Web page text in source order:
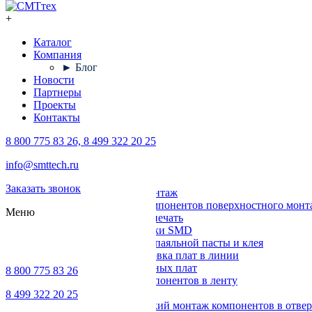
+
Каталог
Компания
► Блог
Новости
Партнеры
Проекты
Контакты
8 800 775 83 26, 8 499 322 20 25
info@smttech.ru
Заказать звонок
Меню
8 800 775 83 26
8 499 322 20 25
Поверхностный монтаж
Установка компонентов поверхностного
Трафаретная печать
Печи для пайки SMD
Дозирование паяльной пасты и клея
Транспортировка плат в линии
Ремонт печатных плат
Упаковка компонентов в ленту
Выводной монтаж
Автоматический монтаж компонентов в